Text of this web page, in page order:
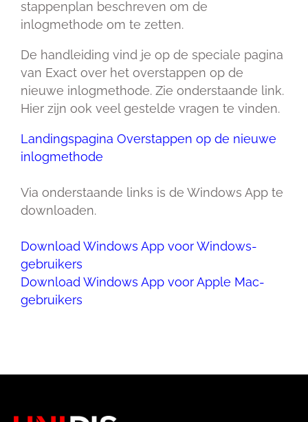
stappenplan beschreven om de
inlogmethode om te zetten.
De handleiding vind je op de speciale pagina
van Exact over het overstappen op de
nieuwe inlogmethode. Zie onderstaande link.
Hier zijn ook veel gestelde vragen te vinden.
Landingspagina Overstappen op de nieuwe
inlogmethode
Via onderstaande links is de Windows App te
downloaden.
Download Windows App voor Windows-
gebruikers
Download Windows App voor Apple Mac-
gebruikers